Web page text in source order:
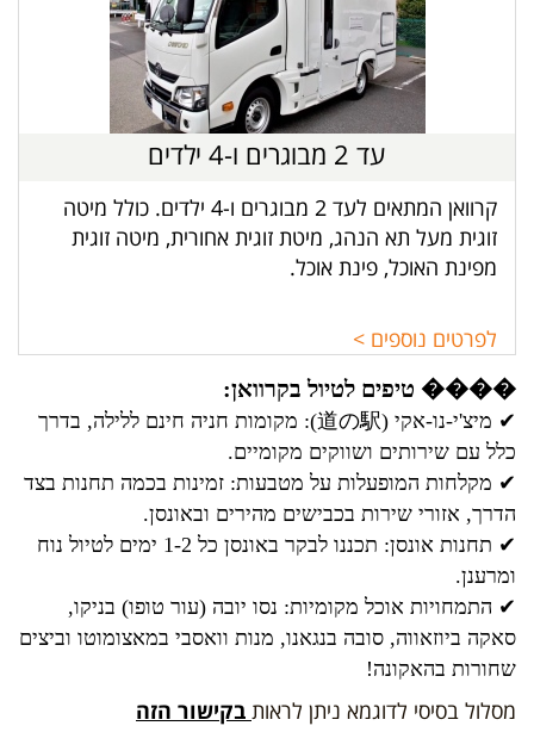
עד 2 מבוגרים ו-4 ילדים
קרוואן המתאים לעד 2 מבוגרים ו-4 ילדים. כולל מיטה
זוגית מעל תא הנהג, מיטת זוגית אחורית, מיטה זוגית
מפינת האוכל, פינת אוכל.
לפרטים נוספים >
���� טיפים לטיול בקרוואן:
✔ מיצ'י-נו-אקי (道の駅)
: מקומות חניה חינם ללילה, בדרך
כלל עם שירותים ושווקים מקומיים.
✔ מקלחות המופעלות על מטבעות: זמינות בכמה תחנות בצד
הדרך, אזורי שירות בכבישים מהירים ובאונסן.
✔ תחנות אונסן
: תכננו לבקר באונסן כל 1-2 ימים לטיול נוח
ומרענן.
✔ התמחויות אוכל מקומיות: נסו יובה (עור טופו) בניקו,
סאקה ביוזאווה, סובה בנגאנו, מנות וואסבי במאצומוטו וביצים
שחורות בהאקונה!
מסלול בסיסי לדוגמא ניתן לראות בקישור הזה